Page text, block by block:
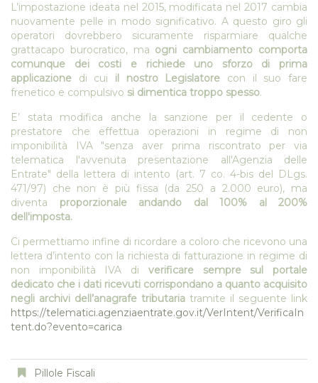
L’impostazione ideata nel 2015, modificata nel 2017 cambia
nuovamente pelle in modo significativo. A questo giro gli
operatori dovrebbero sicuramente risparmiare qualche
grattacapo burocratico, ma ogni cambiamento comporta
comunque dei costi e richiede uno sforzo di prima
applicazione di cui il nostro Legislatore con il suo fare
frenetico e compulsivo si dimentica troppo spesso.
E’ stata modifica anche la sanzione per il cedente o
prestatore che effettua operazioni in regime di non
imponibilità IVA "senza aver prima riscontrato per via
telematica l'avvenuta presentazione all'Agenzia delle
Entrate" della lettera di intento (art. 7 co. 4-bis del DLgs.
471/97) che non è più fissa (da 250 a 2.000 euro), ma
diventa proporzionale andando dal 100% al 200%
dell'imposta.
Ci permettiamo infine di ricordare a coloro che ricevono una
lettera d’intento con la richiesta di fatturazione in regime di
non imponibilità IVA di verificare sempre sul portale
dedicato che i dati ricevuti corrispondano a quanto acquisito
negli archivi dell’anagrafe tributaria tramite il seguente link
https://telematici.agenziaentrate.gov.it/VerIntent/VerificaIn
tent.do?evento=carica
Pillole Fiscali